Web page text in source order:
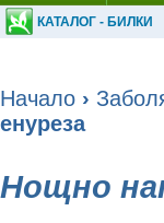
КАТАЛОГ - БИЛКИ
Начало ›
енуреза
Нощно